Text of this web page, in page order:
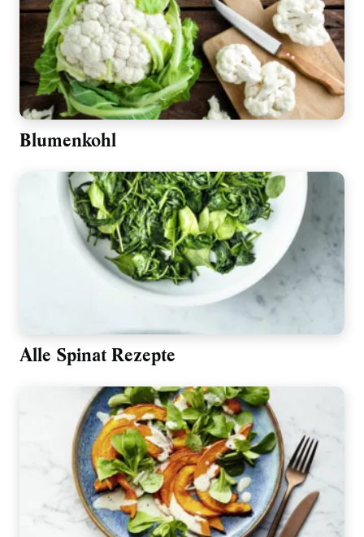
Blumenkohl
Alle Spinat Rezepte